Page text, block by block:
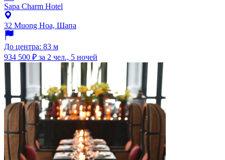
Sapa Charm Hotel
32 Muong Hoa, Шапа
До центра: 83 м
934 500 ₽ за 2 чел., 5 ночей